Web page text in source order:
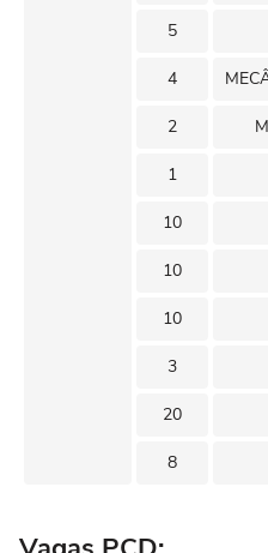
5
4
2
1
10
10
10
3
20
8